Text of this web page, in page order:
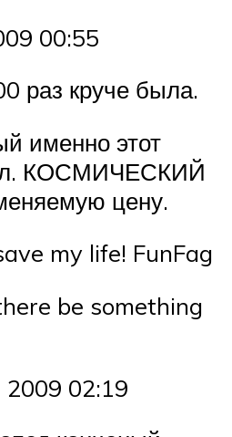
00:55
раз круче была.
именно этот
КОСМИЧЕСКИЙ
цену.
my life! FunFag
be something
02:19